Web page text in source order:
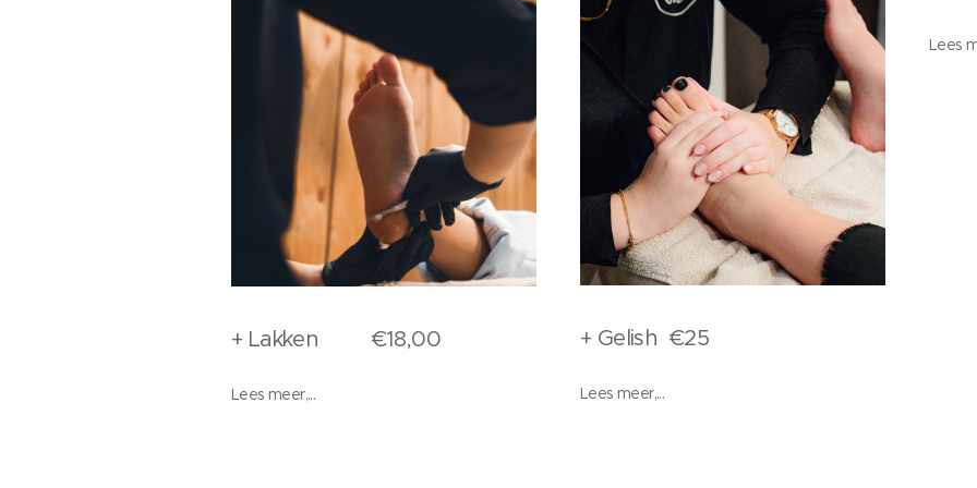
+ Lakken €18,00
Lees meer,...
+ Gelish €25
Lees meer,...
Lees